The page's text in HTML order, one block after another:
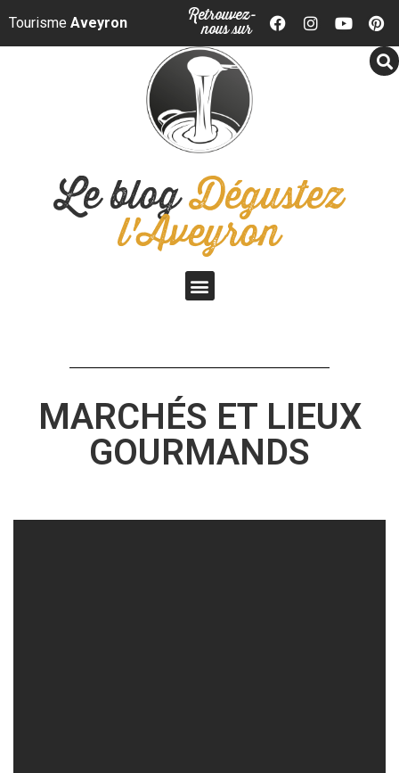
Panneau de gestion des cookies
Tourisme Aveyron Retrouvez-
nous sur
Le blogDégustez
l'Aveyron
MARCHÉS ET LIEUX
GOURMANDS